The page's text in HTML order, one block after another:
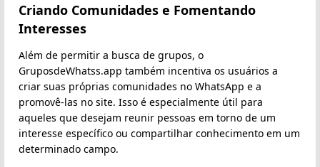
Criando Comunidades e Fomentando
Interesses
Além de permitir a busca de grupos, o
GruposdeWhatss.app também incentiva os usuários a
criar suas próprias comunidades no WhatsApp e a
promovê-las no site. Isso é especialmente útil para
aqueles que desejam reunir pessoas em torno de um
interesse específico ou compartilhar conhecimento em um
determinado campo.